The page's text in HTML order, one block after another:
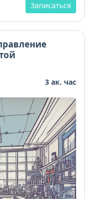
Записаться
3 ак. час